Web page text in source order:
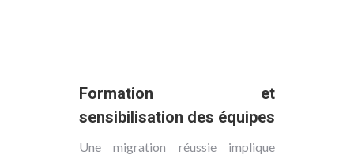
Formation et
sensibilisation des équipes
Une migration réussie implique